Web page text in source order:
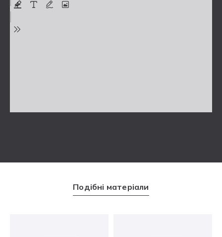
Подібні матеріали